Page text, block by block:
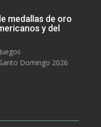
medallas de oro
y del
Domingo 2026